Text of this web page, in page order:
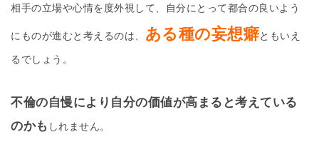
相手の立場や心情を度外視して、自分にとって都合の良いよう
にものが進むと考えるのは、 ある種の妄想癖ともいえ
るでしょう。
不倫の自慢により自分の価値が高まると考えている
のかも しれません。